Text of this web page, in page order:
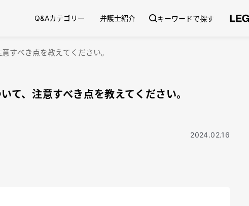
Q&Aカテゴリー 弁護士紹介 キーワードで探す
すべき点を教えてください。
て、注意すべき点を教えてください。
2024.02.16